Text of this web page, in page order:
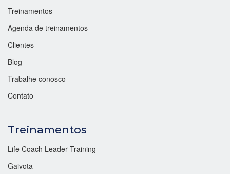
Treinamentos
Agenda de treinamentos
Clientes
Blog
Trabalhe conosco
Contato
Treinamentos
Life Coach Leader Training
Gaivota